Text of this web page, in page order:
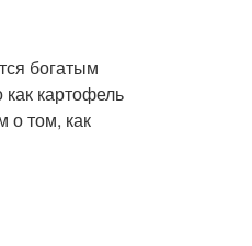
богатым
картофель
о том, как